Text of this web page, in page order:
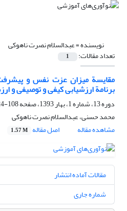
نویسنده =عبدالسلام نصرت ناهوکی
تعداد مقالات: 1
مقایسة میزان عزت نفس و
برنامة ارزشیابی کیفی و توصیفی و
دوره 13، شماره 1، بهار 1393، صفحه
108-124
محمد حسنی، عبدالسلام نصرت ناهوکی
مشاهده مقاله
اصل مقاله 1.57 M
مقالات آماده انتشار
شماره جاری